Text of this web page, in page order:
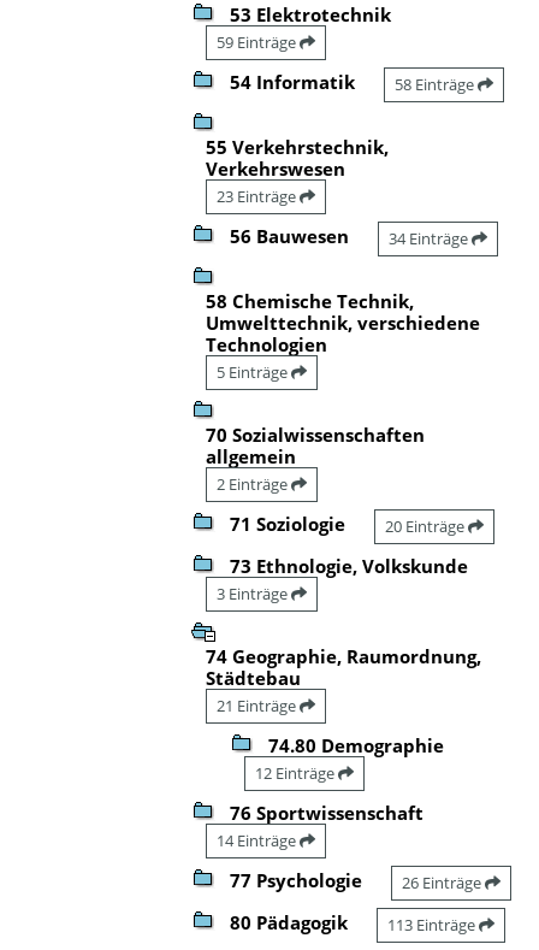
53 Elektrotechnik
59 Einträge
54 Informatik 58 Einträge
55 Verkehrstechnik,
Verkehrswesen
23 Einträge
56 Bauwesen 34 Einträge
58 Chemische Technik,
Umwelttechnik, verschiedene
Technologien
5 Einträge
70 Sozialwissenschaften
allgemein
2 Einträge
71 Soziologie 20 Einträge
73 Ethnologie, Volkskunde
3 Einträge
74 Geographie, Raumordnung,
Städtebau
21 Einträge
74.80 Demographie
12 Einträge
76 Sportwissenschaft
14 Einträge
77 Psychologie 26 Einträge
80 Pädagogik 113 Einträge